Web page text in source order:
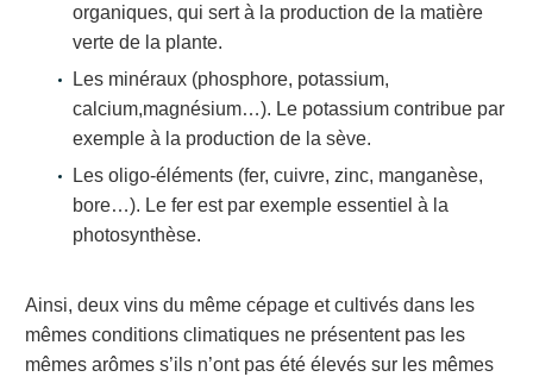
organiques, qui sert à la production de la matière
verte de la plante.
Les minéraux (phosphore, potassium,
calcium,magnésium…). Le potassium contribue par
exemple à la production de la sève.
Les oligo-éléments (fer, cuivre, zinc, manganèse,
bore…). Le fer est par exemple essentiel à la
photosynthèse.
Ainsi, deux vins du même cépage et cultivés dans les
mêmes conditions climatiques ne présentent pas les
mêmes arômes s’ils n’ont pas été élevés sur les mêmes